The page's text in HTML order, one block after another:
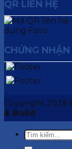
QR LIÊN HỆ
CHỨNG NHẬN
Copyright 2026
& Build